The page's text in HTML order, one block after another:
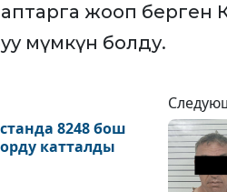
жооп берген
мүмкүн болду.
8248 бош
катталды